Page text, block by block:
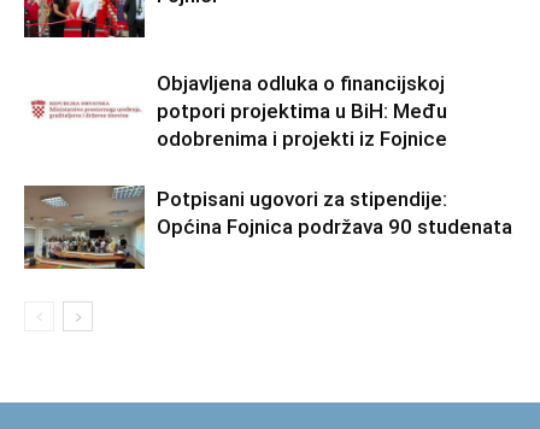
Objavljena odluka o financijskoj
potpori projektima u BiH: Među
odobrenima i projekti iz Fojnice
Potpisani ugovori za stipendije:
Općina Fojnica podržava 90 studenata